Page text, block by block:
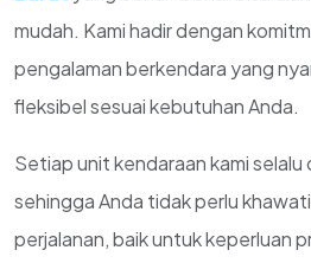
mudah. Kami hadir dengan
pengalaman berkendara yang
fleksibel sesuai kebutuhan Anda.
Setiap unit kendaraan kami selalu
sehingga Anda tidak perlu
perjalanan, baik untuk keperluan